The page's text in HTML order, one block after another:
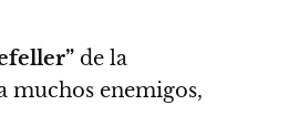
de la
muchos enemigos,